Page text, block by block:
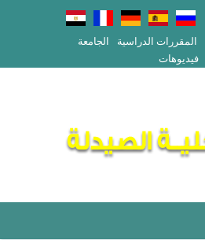
الجامعة المقررات الدراسية
فيديوهات